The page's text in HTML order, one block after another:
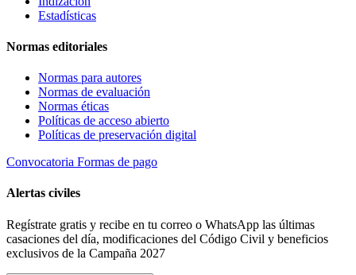
Estadísticas
Normas editoriales
Normas para autores
Normas de evaluación
Normas éticas
Políticas de acceso abierto
Políticas de preservación digital
Convocatoria Formas de pago
Alertas civiles
Regístrate gratis y recibe en tu correo o WhatsApp las últimas
casaciones del día, modificaciones del Código Civil y beneficios
exclusivos de la Campaña 2027